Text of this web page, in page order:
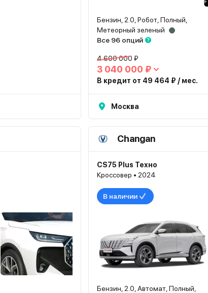
Бензин, 2.0, Робот, Полный,
Метеорный зеленый
Все 96 опций
4 600 000 ₽
3 040 000 ₽
В кредит от 49 464 ₽ / мес.
Москва
Changan
CS75 Plus Техно
Кроссовер • 2024
В наличии
Бензин, 2.0, Автомат, Полный,